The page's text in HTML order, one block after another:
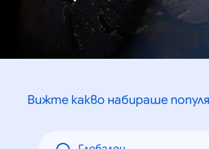
Вижте какво набираше